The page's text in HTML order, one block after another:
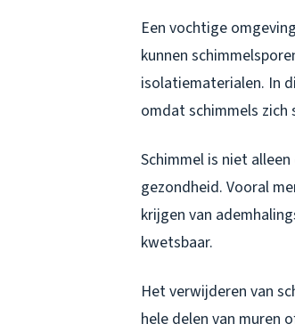
Een vochtige
kunnen
isolatiematerialen. In
omdat schimmels
Schimmel is niet
gezondheid. Vooral
krijgen van
kwetsbaar.
Het verwijderen van
hele delen van muren